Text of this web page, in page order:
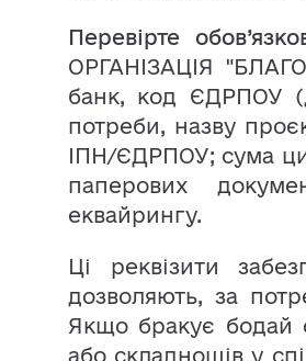
Перевірте
ОРГАНІЗАЦІЯ
банк, код ЄДРПОУ
потреби, назву
ІПН/ЄДРПОУ; сума
паперових
еквайрингу.
Ці реквізити
дозволяють, за
Якщо бракує бодай
або складнощів у